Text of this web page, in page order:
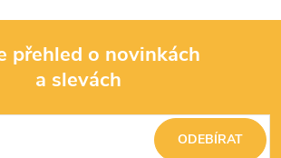
přehled o novinkách
a slevách
ODEBÍRAT